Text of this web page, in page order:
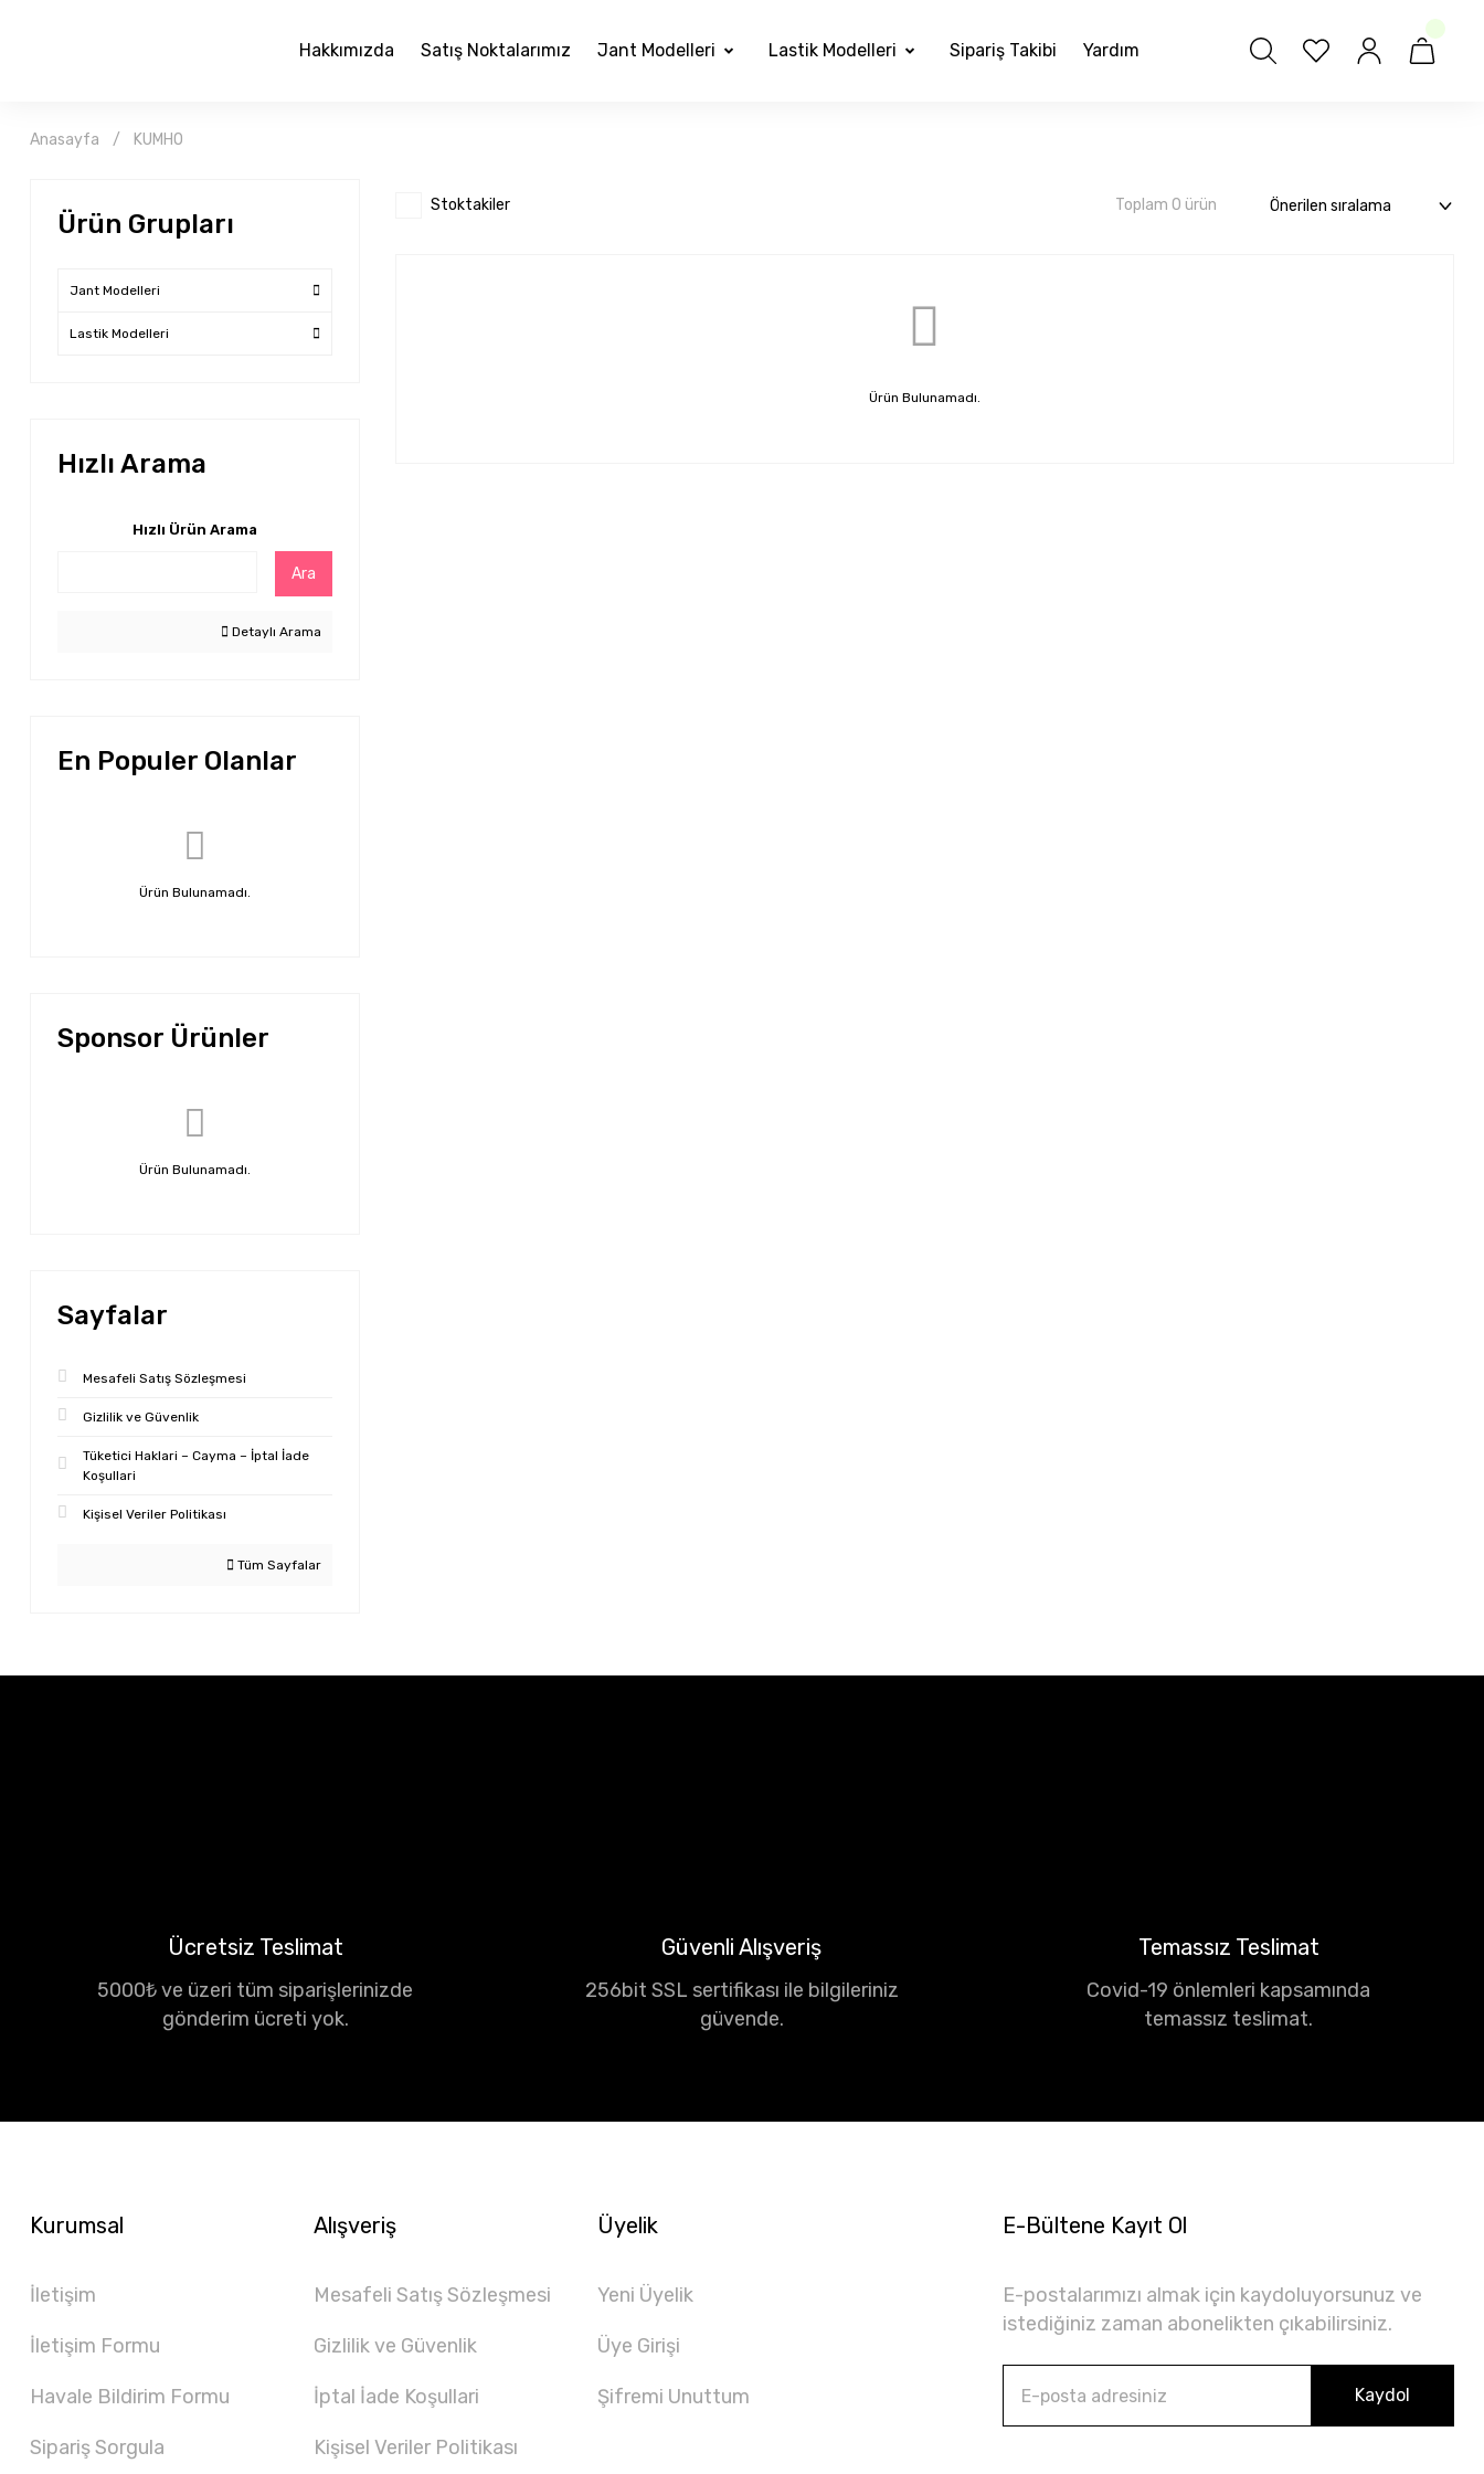
Hakkımızda Satış Noktalarımız Jant Modelleri Lastik Modelleri Sipariş Takibi Yardım
Anasayfa KUMHO
Ürün Grupları
Jant Modelleri
Lastik Modelleri
Hızlı Arama
Hızlı Ürün Arama
Ara
Detaylı Arama
En Populer Olanlar
Ürün Bulunamadı.
Sponsor Ürünler
Ürün Bulunamadı.
Sayfalar
Mesafeli Satış Sözleşmesi
Gizlilik ve Güvenlik
Tüketici Haklari – Cayma – İptal İade
Koşullari
Kişisel Veriler Politikası
Tüm Sayfalar
Stoktakiler Toplam 0 ürün
Ürün Bulunamadı.
Ücretsiz Teslimat
5000₺ ve üzeri tüm siparişlerinizde
gönderim ücreti yok.
Güvenli Alışveriş
256bit SSL sertifikası ile bilgileriniz
güvende.
Temassız Teslimat
Covid-19 önlemleri kapsamında
temassız teslimat.
Kurumsal
İletişim
İletişim Formu
Havale Bildirim Formu
Sipariş Sorgula
Alışveriş
Mesafeli Satış Sözleşmesi
Gizlilik ve Güvenlik
İptal İade Koşullari
Kişisel Veriler Politikası
Üyelik
Yeni Üyelik
Üye Girişi
Şifremi Unuttum
E-Bültene Kayıt Ol
E-postalarımızı almak için kaydoluyorsunuz ve
istediğiniz zaman abonelikten çıkabilirsiniz.
Kaydol